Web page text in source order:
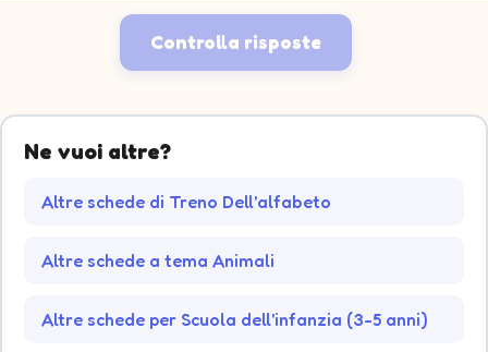
Controlla risposte
Ne vuoi altre?
Altre schede di Treno Dell'alfabeto
Altre schede a tema Animali
Altre schede per Scuola dell'infanzia (3-5 anni)